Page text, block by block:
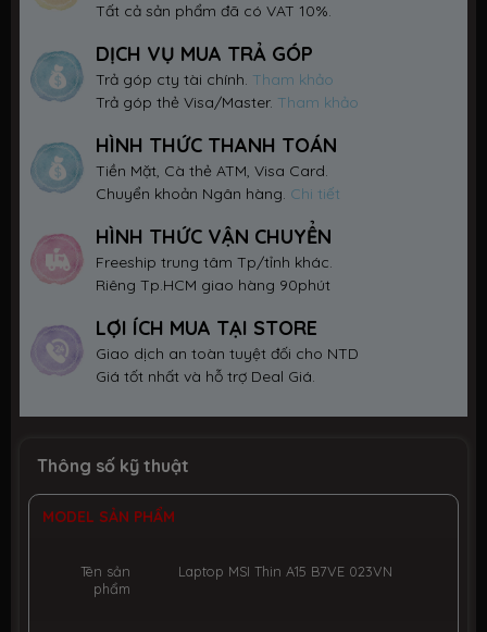
Tất cả sản phẩm đã có VAT 10%.
DỊCH VỤ MUA TRẢ GÓP
Trả góp cty tài chính. Tham khảo
Trả góp thẻ Visa/Master. Tham khảo
HÌNH THỨC THANH TOÁN
Tiền Mặt, Cà thẻ ATM, Visa Card.
Chuyển khoản Ngân hàng. Chi tiết
HÌNH THỨC VẬN CHUYỂN
Freeship trung tâm Tp/tỉnh khác.
Riêng Tp.HCM giao hàng 90phút
LỢI ÍCH MUA TẠI STORE
Giao dịch an toàn tuyệt đối cho NTD
Giá tốt nhất và hỗ trợ Deal Giá.
Thông số kỹ thuật
MODEL SẢN PHẨM
Tên sản
phẩm
Laptop MSI Thin A15 B7VE 023VN